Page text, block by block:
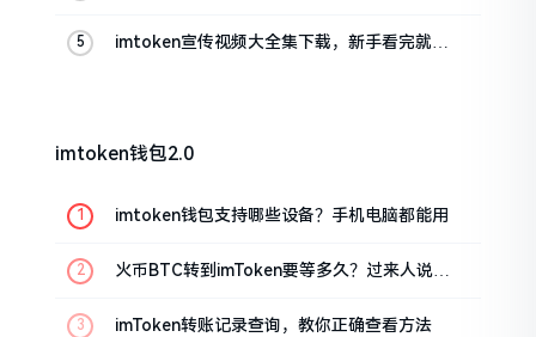
imtoken宣传视频大全集下载，新手看完就懂
imtoken钱包2.0
imtoken钱包支持哪些设备？手机电脑都能用
火币BTC转到imToken要等多久？过来人说说
imToken转账记录查询，教你正确查看方法